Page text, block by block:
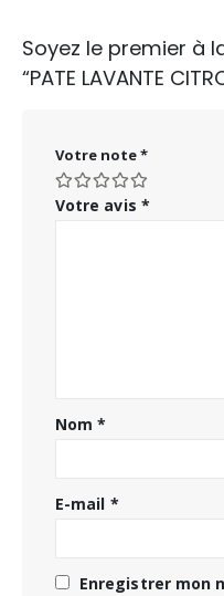
Soyez le premier à
“PATE LAVANTE
Votre note*
Votre avis *
Nom*
E-mail *
Enregistrer mon